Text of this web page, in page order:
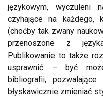
językowym, wyczuleni
czyhające na
(choćby tak zwany
przenoszone z
Publikowanie to także
usprawnić – być
bibliografii,
błyskawicznie zmieniać